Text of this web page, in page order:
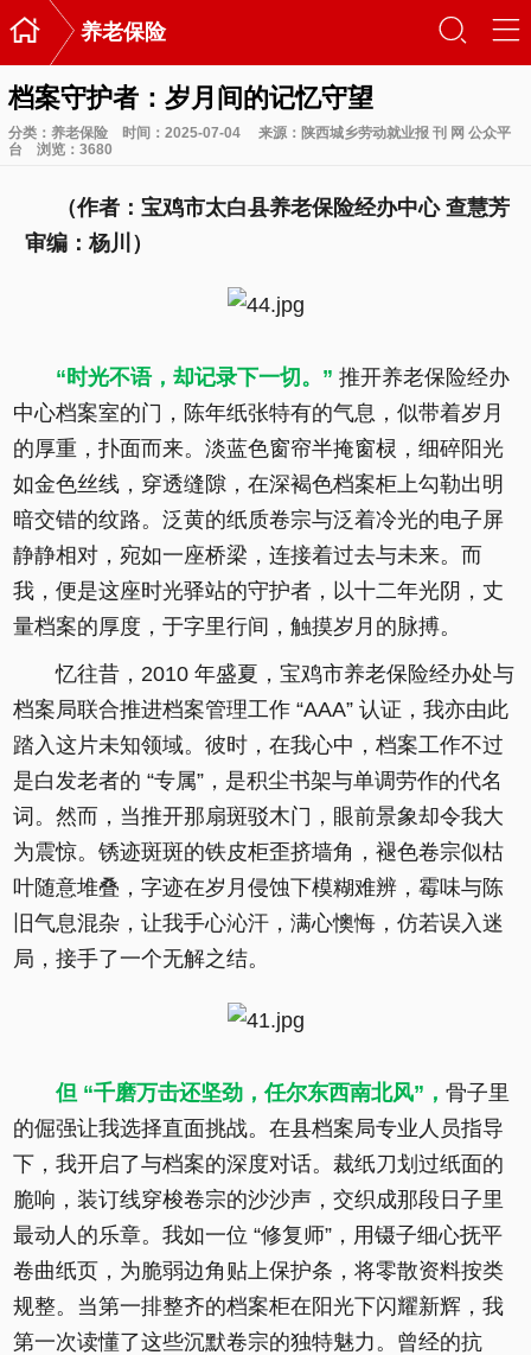
 养老保险 󰃙 󰆉
档案守护者：岁月间的记忆守望
分类： 养老保险 时间：2025-07-04
来源：陕西城乡劳动就业报 刊 网 公众平
台
浏览： 3680
（作者：宝鸡市太白县养老保险经办中心 查慧芳
审编：杨川）
“时光不语，却记录下一切。” 推开养老保险经办
中心档案室的门，陈年纸张特有的气息，似带着岁月
的厚重，扑面而来。淡蓝色窗帘半掩窗棂，细碎阳光
如金色丝线，穿透缝隙，在深褐色档案柜上勾勒出明
暗交错的纹路。泛黄的纸质卷宗与泛着冷光的电子屏
静静相对，宛如一座桥梁，连接着过去与未来。而
我，便是这座时光驿站的守护者，以十二年光阴，丈
量档案的厚度，于字里行间，触摸岁月的脉搏。
忆往昔，2010 年盛夏，宝鸡市养老保险经办处与
档案局联合推进档案管理工作 “AAA” 认证，我亦由此
踏入这片未知领域。彼时，在我心中，档案工作不过
是白发老者的 “专属”，是积尘书架与单调劳作的代名
词。然而，当推开那扇斑驳木门，眼前景象却令我大
为震惊。锈迹斑斑的铁皮柜歪挤墙角，褪色卷宗似枯
叶随意堆叠，字迹在岁月侵蚀下模糊难辨，霉味与陈
旧气息混杂，让我手心沁汗，满心懊悔，仿若误入迷
局，接手了一个无解之结。
但 “千磨万击还坚劲，任尔东西南北风”， 骨子里
的倔强让我选择直面挑战。在县档案局专业人员指导
下，我开启了与档案的深度对话。裁纸刀划过纸面的
脆响，装订线穿梭卷宗的沙沙声，交织成那段日子里
最动人的乐章。我如一位 “修复师”，用镊子细心抚平
卷曲纸页，为脆弱边角贴上保护条，将零散资料按类
规整。当第一排整齐的档案柜在阳光下闪耀新辉，我
第一次读懂了这些沉默卷宗的独特魅力。曾经的抗